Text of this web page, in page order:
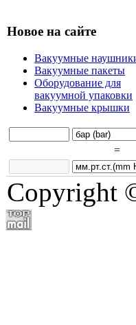
Новое на сайте
Вакуумные
Вакуумные пакеты
Оборудование для
вакуумной упаковки
Вакуумные крышки
=
Copyright